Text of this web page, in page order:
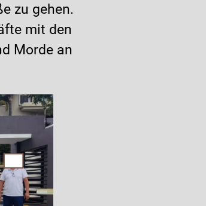
zu gehen.
mit den
Morde an